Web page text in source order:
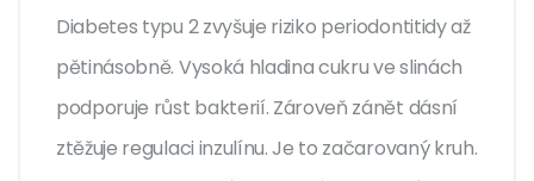
Diabetes typu 2 zvyšuje riziko periodontitidy až
pětinásobně. Vysoká hladina cukru ve slinách
podporuje růst bakterií. Zároveň zánět dásní
ztěžuje regulaci inzulínu. Je to začarovaný kruh.